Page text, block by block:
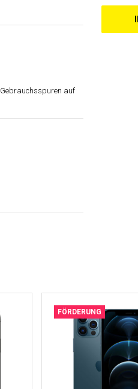
auf
FÖRDERUNG